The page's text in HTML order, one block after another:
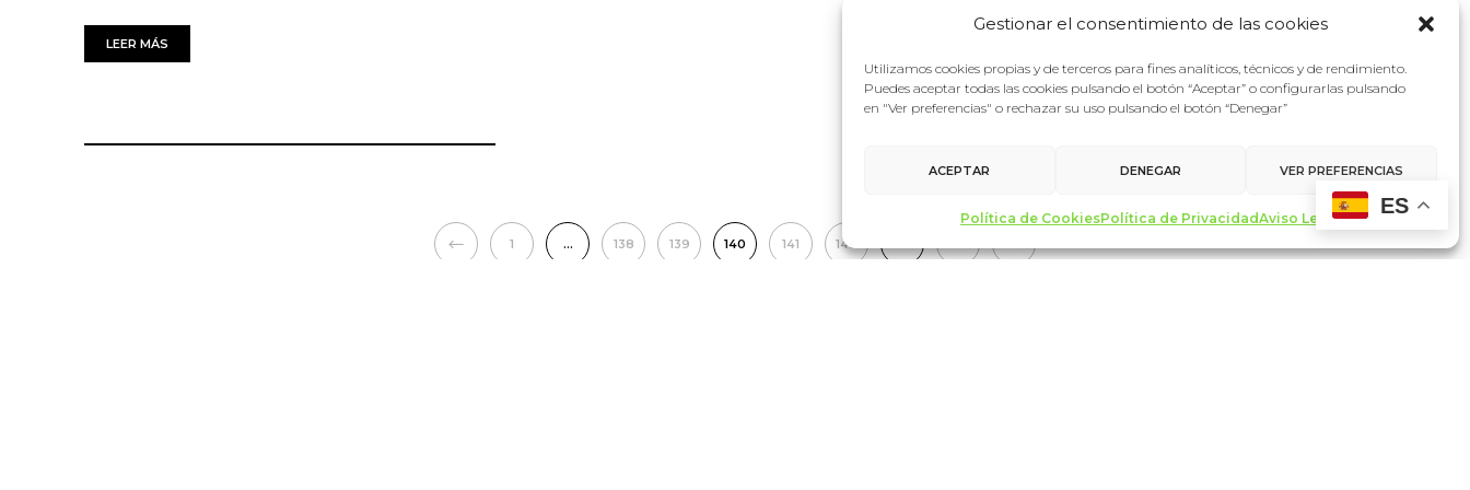
Gestionar el consentimiento de las cookies
Utilizamos cookies propias y de terceros para fines analíticos, técnicos y de rendimiento.
Puedes aceptar todas las cookies pulsando el botón “Aceptar” o configurarlas pulsando
en "Ver preferencias" o rechazar su uso pulsando el botón “Denegar”
ACEPTAR DENEGAR VER PREFERENCIAS
Política de CookiesPolítica de PrivacidadAviso Legal
LEER MÁS
1 … 138 139 140 141 142
ES